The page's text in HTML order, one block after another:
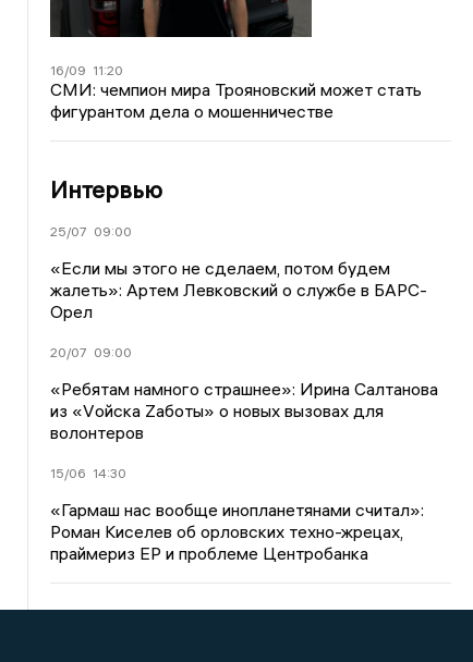
16/09 11:20
СМИ: чемпион мира Трояновский может стать
фигурантом дела о мошенничестве
Интервью
25/07 09:00
«Если мы этого не сделаем, потом будем
жалеть»: Артем Левковский о службе в БАРС-
Орел
20/07 09:00
«Ребятам намного страшнее»: Ирина Салтанова
из «Vойска Zаботы» о новых вызовах для
волонтеров
15/06 14:30
«Гармаш нас вообще инопланетянами считал»:
Роман Киселев об орловских техно-жрецах,
праймериз ЕР и проблеме Центробанка